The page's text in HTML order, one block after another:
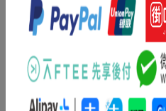
第５章 地雷を踏まないための知
起こっていること／終章 「人を
著者情報（「BOOK」デー
小野壮彦（オノタケヒコ）